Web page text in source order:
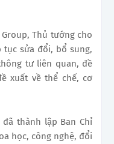
Thủ tướng cho
tục sửa đổi, bổ sung,
tư liên quan, đề
xuất về thể chế, cơ
thành lập Ban Chỉ
học, công nghệ, đổi